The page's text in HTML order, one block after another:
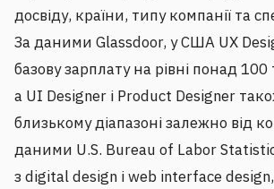
досвіду, країни, типу компанії та
За даними Glassdoor, у США UX
базову зарплату на рівні понад 100
а UI Designer і Product Designer
близькому діапазоні залежно від
даними U.S. Bureau of Labor
з digital design і web interface